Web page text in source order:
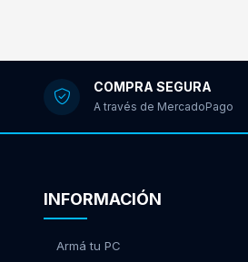
COMPRA SEGURA
A través de MercadoPago
INFORMACIÓN
Armá tu PC